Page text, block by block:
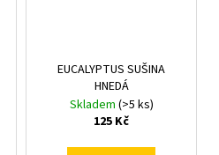
EUCALYPTUS SUŠINA
HNEDÁ
Skladem (>5 ks)
125 Kč